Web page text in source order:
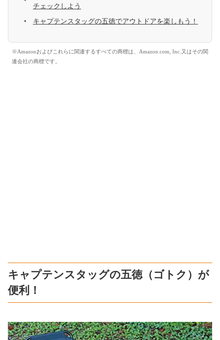
チェックしよう
キャプテンスタッグの五徳でアウトドアを楽しもう！
※Amazonおよびこれらに関連するすべての商標は、Amazon.com, Inc.又はその関
連会社の商標です。
キャプテンスタッグの五徳（ゴトク）が
便利！